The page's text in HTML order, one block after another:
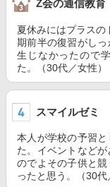
Z会の通信教育
夏休みにはプラス
期前半の復習がし
生じなかったので
た。（30代／女性）
スマイルゼミ
本人が学校の予習
た。イベントなど
のでよその子供と
ったと思う。（30代